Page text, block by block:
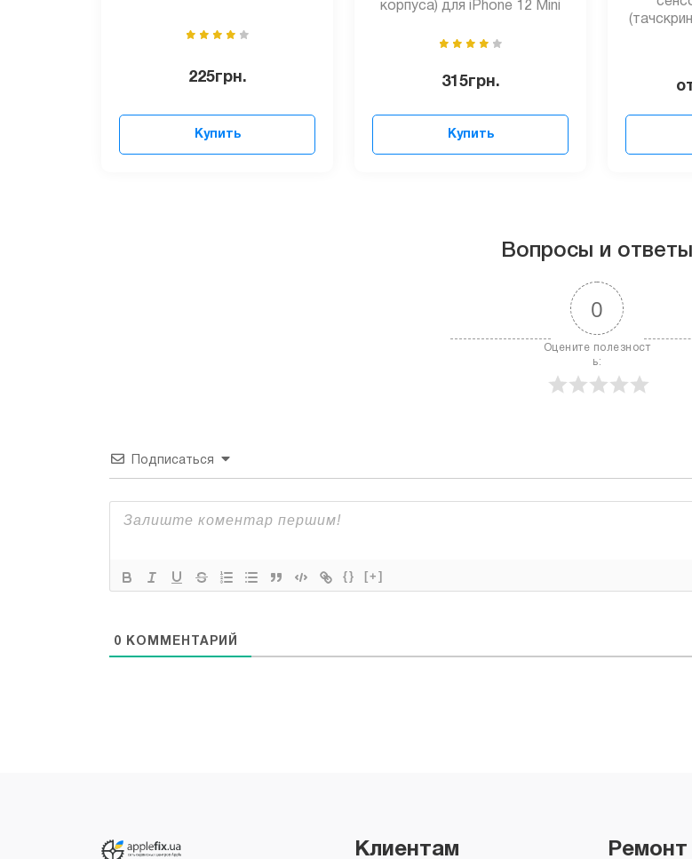
225грн.
Купить
корпуса) для iPhone 12 Mini
315грн.
Купить
Вопросы и ответы
0
Оцените полезност
ь:
Подписаться
{} [+]
0 КОММЕНТАРИЙ
Клиентам Ремонт